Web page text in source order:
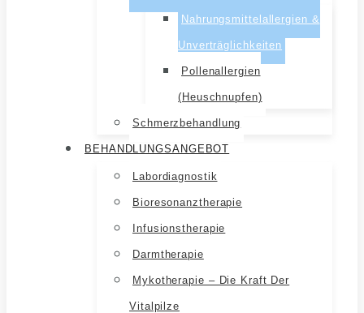
Nahrungsmittelallergien &
Unverträglichkeiten
Pollenallergien
(Heuschnupfen)
Schmerzbehandlung
BEHANDLUNGSANGEBOT
Labordiagnostik
Bioresonanztherapie
Infusionstherapie
Darmtherapie
Mykotherapie – Die Kraft Der
Vitalpilze